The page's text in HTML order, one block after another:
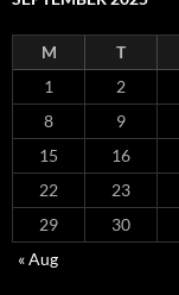
M T
1
2
8
9
15
16
22
23
29
30
« Aug